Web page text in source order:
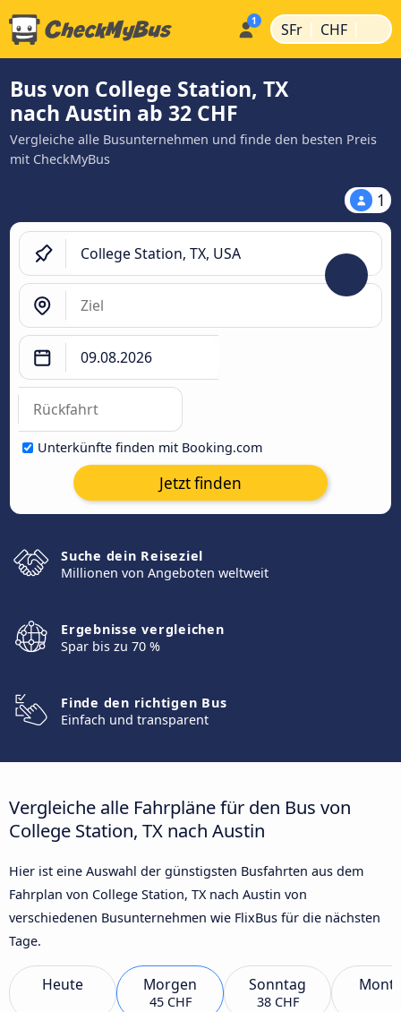
SFr | CHF |
Bus von College Station, TX
nach Austin ab 32 CHF
Vergleiche alle Busunternehmen und finde den besten Preis
mit CheckMyBus
1
Unterkünfte finden mit Booking.com
Jetzt finden
Suche dein Reiseziel
Millionen von Angeboten weltweit
Ergebnisse vergleichen
Spar bis zu 70 %
Finde den richtigen Bus
Einfach und transparent
Vergleiche alle Fahrpläne für den Bus von
College Station, TX nach Austin
Hier ist eine Auswahl der günstigsten Busfahrten aus dem
Fahrplan von College Station, TX nach Austin von
verschiedenen Busunternehmen wie FlixBus für die nächsten
Tage.
Heute Morgen
45 CHF
Sonntag
38 CHF